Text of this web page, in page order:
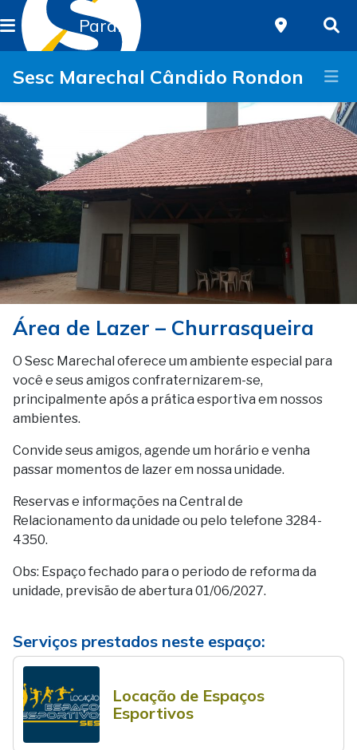
Paraná
Sesc Marechal Cândido Rondon
Área de Lazer – Churrasqueira
O Sesc Marechal oferece um ambiente especial para
você e seus amigos confraternizarem-se,
principalmente após a prática esportiva em nossos
ambientes.
Convide seus amigos, agende um horário e venha
passar momentos de lazer em nossa unidade.
Reservas e informações na Central de
Relacionamento da unidade ou pelo telefone 3284-
4350.
Obs: Espaço fechado para o periodo de reforma da
unidade, previsão de abertura 01/06/2027.
Serviços prestados neste espaço:
Locação de Espaços
Esportivos